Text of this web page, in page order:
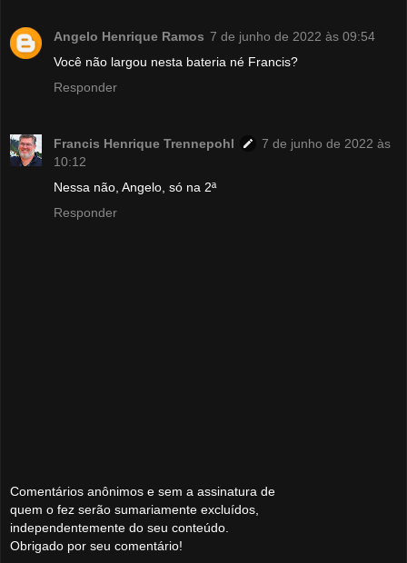
Angelo Henrique Ramos 7 de junho de 2022 às 09:54
Você não largou nesta bateria né Francis?
Responder
Francis Henrique Trennepohl
7 de junho de 2022 às
10:12
Nessa não, Angelo, só na 2ª
Responder
Comentários anônimos e sem a assinatura de
quem o fez serão sumariamente excluídos,
independentemente do seu conteúdo.
Obrigado por seu comentário!